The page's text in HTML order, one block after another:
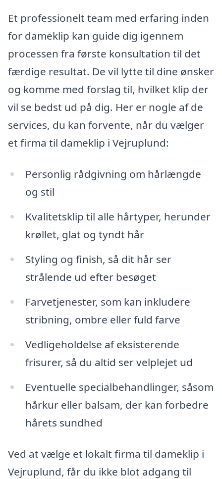
Et professionelt team med erfaring inden
for dameklip kan guide dig igennem
processen fra første konsultation til det
færdige resultat. De vil lytte til dine ønsker
og komme med forslag til, hvilket klip der
vil se bedst ud på dig. Her er nogle af de
services, du kan forvente, når du vælger
et firma til dameklip i Vejruplund:
Personlig rådgivning om hårlængde
og stil
Kvalitetsklip til alle hårtyper, herunder
krøllet, glat og tyndt hår
Styling og finish, så dit hår ser
strålende ud efter besøget
Farvetjenester, som kan inkludere
stribning, ombre eller fuld farve
Vedligeholdelse af eksisterende
frisurer, så du altid ser velplejet ud
Eventuelle specialbehandlinger, såsom
hårkur eller balsam, der kan forbedre
hårets sundhed
Ved at vælge et lokalt firma til dameklip i
Vejruplund, får du ikke blot adgang til